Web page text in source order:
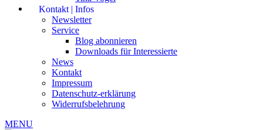
Kontakt | Infos
Newsletter
Service
Blog abonnieren
Downloads für Interessierte
News
Kontakt
Impressum
Datenschutz-erklärung
Widerrufsbelehrung
MENU